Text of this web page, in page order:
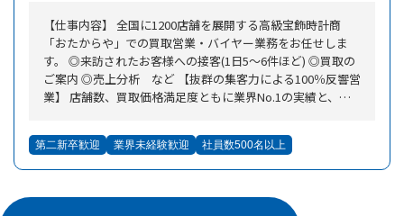
00 各種報告業務 ※クライアント企業様と、週に1度のペー
スで定例の打ち合わせを実施します（1日におおよそ3～5
社） ※打ち合わせ以外の時間で、次回提案に向けた準備を
行って頂きます
【仕事内容】 全国に1200店舗を展開する高級宝飾時計商
「おたからや」での買取営業・バイヤー業務をお任せしま
す。 ◎来訪されたお客様への接客(1日5～6件ほど) ◎買取の
ご案内 ◎売上分析 など 【抜群の集客力による100％反響営
業】 店舗数、買取価格満足度ともに業界No.1の実績と、テ
の集客力を誇る当社。そのため、つらい飛び込み営業やテレ
アポ業務の一切ない100%反響営業を実現しています。お客
様一人ひとりの接客に専念できることから、成果にもつなが
いての研修からスタート。座学とOJTで接客方法や査定方法
第二新卒歓迎 業界未経験歓迎 社員数500名以上